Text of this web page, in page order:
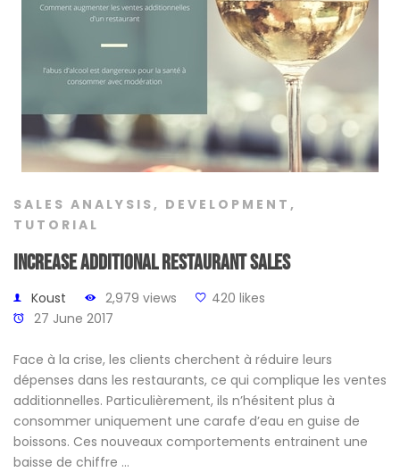
SALES ANALYSIS , DEVELOPMENT ,
TUTORIAL
Increase additional restaurant sales
Koust 2,979 views
420 likes
27 June 2017
Face à la crise, les clients cherchent à réduire leurs
dépenses dans les restaurants, ce qui complique les ventes
additionnelles. Particulièrement, ils n’hésitent plus à
consommer uniquement une carafe d’eau en guise de
boissons. Ces nouveaux comportements entrainent une
baisse de chiffre …